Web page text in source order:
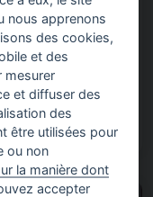
DU CYCLONE
nous apprenons
des cookies,
et des
mesurer
et diffuser des
des
être utilisées pour
ou non
la manière dont
accepter